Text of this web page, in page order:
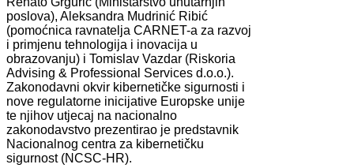
poslova), Aleksandra Mudrinić Ribić
(pomoćnica ravnatelja CARNET-a za razvoj
i primjenu tehnologija i inovacija u
obrazovanju) i Tomislav Vazdar (Riskoria
Advising & Professional Services d.o.o.).
Zakonodavni okvir kibernetičke sigurnosti i
nove regulatorne inicijative Europske unije
te njihov utjecaj na nacionalno
zakonodavstvo prezentirao je predstavnik
Nacionalnog centra za kibernetičku
sigurnost (NCSC-HR).